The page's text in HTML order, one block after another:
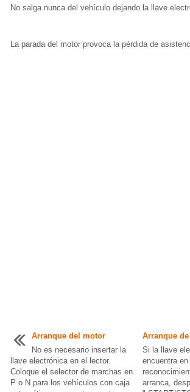
No salga nunca del vehículo dejando la llave
La parada del motor provoca la pérdida de
Arranque del motor
No es necesario insertar la
llave electrónica en el lector.
Coloque el selector de marchas en
P o N para los vehículos con caja
Arranque
Si la llave
encuentra
arranca,